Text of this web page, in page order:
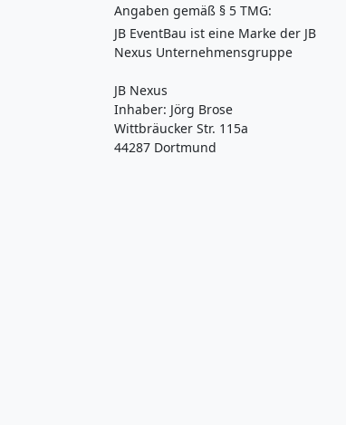
Angaben gemäß § 5 TMG:
JB EventBau ist eine Marke der JB
Nexus Unternehmensgruppe
JB Nexus
Inhaber: Jörg Brose
Wittbräucker Str. 115a
44287 Dortmund